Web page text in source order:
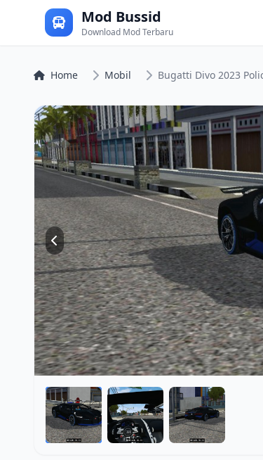
Mod Bussid
Download Mod Terbaru
Home Mobil Bugatti Divo 2023